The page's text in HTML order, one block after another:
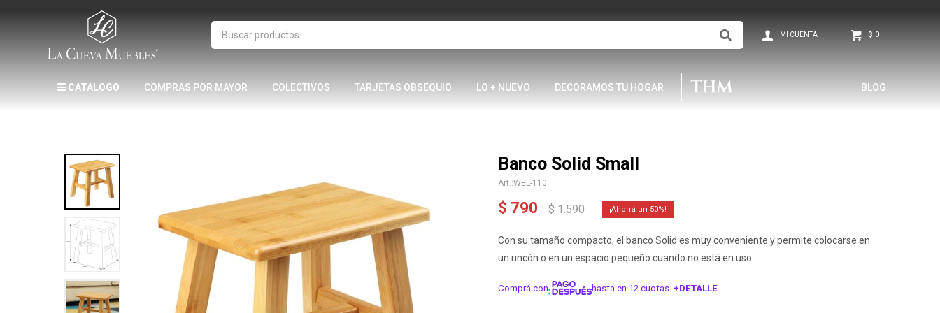
CATÁLOGO COMPRAS POR MAYOR COLECTIVOS TARJETAS OBSEQUIO LO + NUEVO DECORAMOS TU HOGAR BLOG
$ 0
Banco Solid Small
WEL-110
$ 790 $ 1.590 50
Con su tamaño compacto, el banco Solid es muy conveniente y permite colocarse en
un rincón o en un espacio pequeño cuando no está en uso.
Comprá con hasta en 12 cuotas +DETALLE